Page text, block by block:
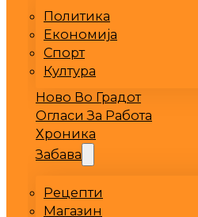
Политика
Економија
Спорт
Култура
Ново Во Градот
Огласи За Работа
Хроника
Забава
Рецепти
Магазин